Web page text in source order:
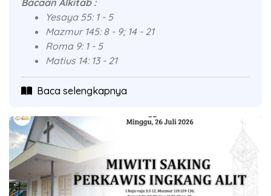
Bacaan Alkitab :
Yesaya 55: 1 - 5
Mazmur 145: 8 - 9; 14 - 21
Roma 9: 1 - 5
Matius 14: 13 - 21
Baca selengkapnya